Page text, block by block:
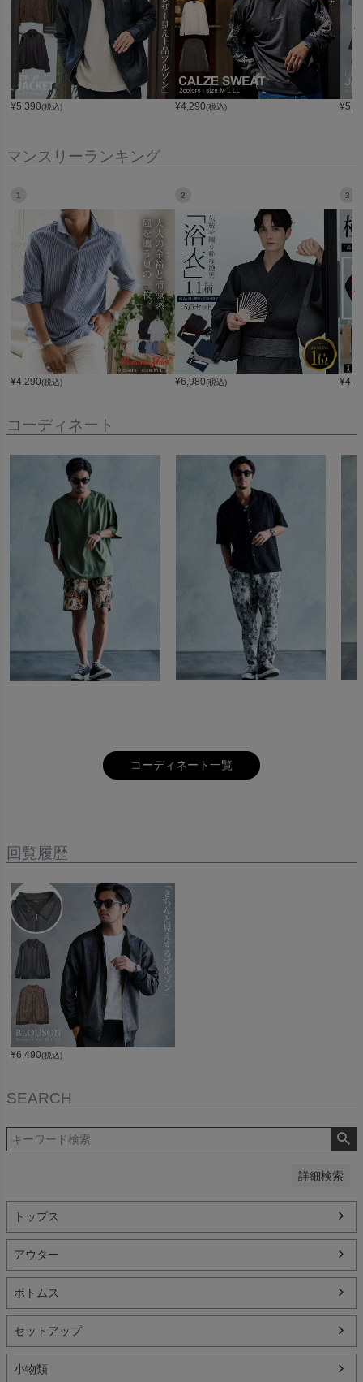
¥5,390(税込) ¥4,290(税込) ¥
マンスリーランキング
1
¥4,290(税込)
2
¥6,980(税込)
3
¥
コーディネート
コーディネート一覧
回覧履歴
¥6,490(税込)
SEARCH
詳細検索
キーワード
人気
在庫なし商品を表示しない
商品番号/JANコード
並び順
新着順
登録順
価格が安い順
価格が高い順
レビュー順
キーワードヒット順
検索
トップス
アウター
ボトムス
セットアップ
小物類